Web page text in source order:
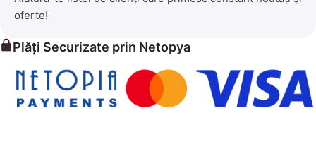
oferte!
Plăți Securizate prin Netopya